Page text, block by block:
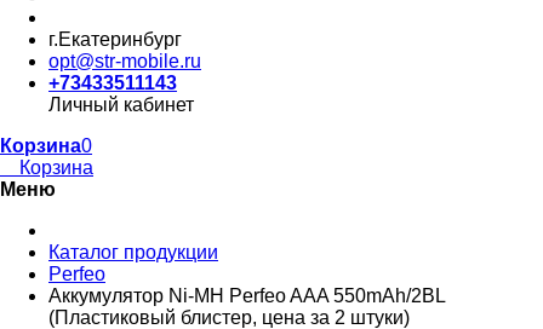
г.Екатеринбург
opt@str-mobile.ru
+73433511143
Личный кабинет
Корзина0
Корзина
Меню
Каталог продукции
Perfeo
Аккумулятор Ni-MH Perfeo AAA 550mAh/2BL
(Пластиковый блистер, цена за 2 штуки)